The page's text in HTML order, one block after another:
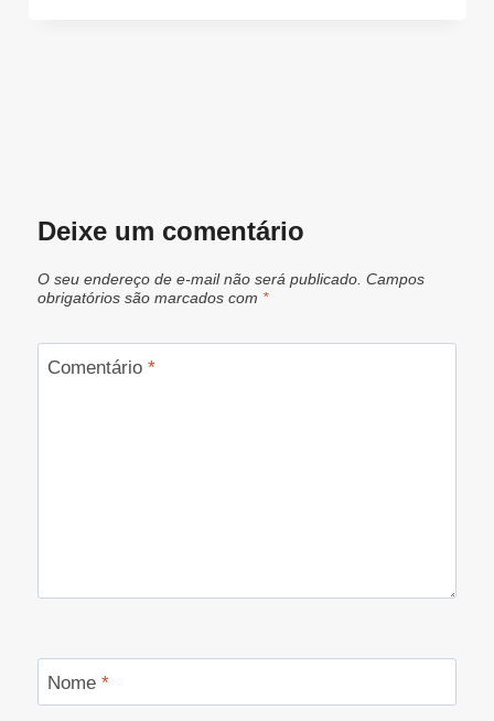
Deixe um comentário
O seu endereço de e-mail não será publicado. Campos
obrigatórios são marcados com *
Comentário *
Nome *